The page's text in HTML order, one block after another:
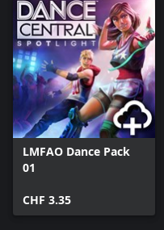
LMFAO Dance Pack
01
CHF 3.35